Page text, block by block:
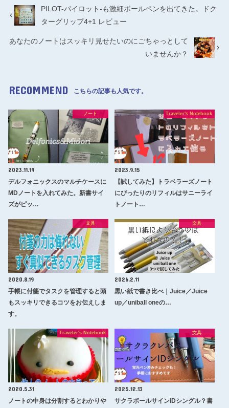
PILOT-パイロット-も激細ボールペンを出てきた。ドク
ターグリップ4+1 レビュー
あなたのノートはスッキリ見せたいのにごちゃっとして
いませんか？
RECOMMEND こちらの記事も人気です。
ノート
2023.11.19
デルフォニックスのマルチケースに
MDノートを入れてみた。新書サイ
ズがピッ…
Traveler's Notebook
2023.9.15
【試してみた】トラベラーズノート
にぴったりのリフィルはサニーライ
トノート…
文具
2020.8.19
手帳に付箋でタスクを管理すると頭
もスッキリできるコツをお伝えしま
す。
文具
2026.2.11
黒い紙で書き比べ｜Juice／Juice
up／uniball oneの…
Traveler's Notebook
2020.5.31
ノートの中身は分割するとわかりや
文具
2025.12.13
サクラボールサインiDシングル？書